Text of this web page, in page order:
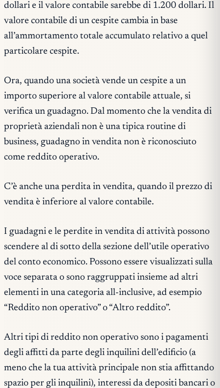
dollari e il valore contabile sarebbe di 1.200 dollari. Il
valore contabile di un cespite cambia in base
all’ammortamento totale accumulato relativo a quel
particolare cespite.
Ora, quando una società vende un cespite a un
importo superiore al valore contabile attuale, si
verifica un guadagno. Dal momento che la vendita di
proprietà aziendali non è una tipica routine di
business, guadagno in vendita non è riconosciuto
come reddito operativo.
C’è anche una perdita in vendita, quando il prezzo di
vendita è inferiore al valore contabile.
I guadagni e le perdite in vendita di attività possono
scendere al di sotto della sezione dell’utile operativo
del conto economico. Possono essere visualizzati sulla
voce separata o sono raggruppati insieme ad altri
elementi in una categoria all-inclusive, ad esempio
“Reddito non operativo” o “Altro reddito”.
Altri tipi di reddito non operativo sono i pagamenti
degli affitti da parte degli inquilini dell’edificio (a
meno che la tua attività principale non stia affittando
spazio per gli inquilini), interessi da depositi bancari o